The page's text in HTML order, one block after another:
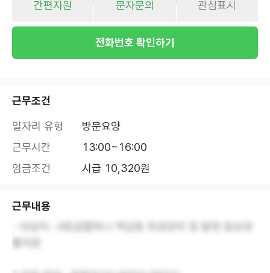
간편지원 문자문의 관심표시
전화번호 확인하기
근무조건
일자리 유형
방문요양
근무시간
13:00~16:00
임금조건
시급 10,320원
근무내용